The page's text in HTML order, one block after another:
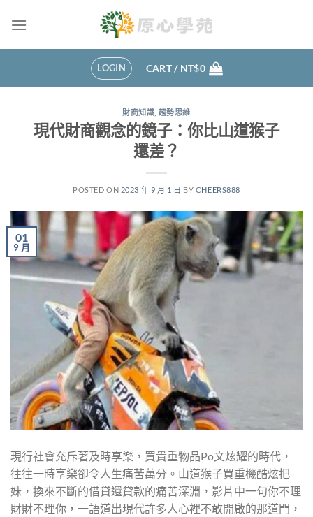
LOGIN CART / NT$0
財商知識 趨勢思維
現代財商觀念的鏡子：你比山道猴子
還差？
POSTED ON 2023 年 9 月 1 日 BY CHEERS888
01
9 月
現行社會充斥著及時享樂，買貴重物品Po文炫耀的時代，
往往一時享樂卻令人生痛苦萬分。山道猴子買重機酷炫把
妹，換來不斷的借貸還貸款的痛苦深淵，影片中一句你不理
財財不理你，一語道出現代許多人心裡不敢開啟的那道門，